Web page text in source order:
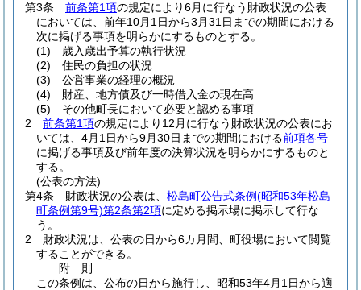
第3条
前条第1項の規定により6月に行なう財政状況の公表
においては、前年10月1日から3月31日までの期間における
次に掲げる事項を明らかにするものとする。
(1)
歳入歳出予算の執行状況
(2)
住民の負担の状況
(3)
公営事業の経理の概況
(4)
財産、地方債及び一時借入金の現在高
(5)
その他町長において必要と認める事項
2
前条第1項の規定により12月に行なう財政状況の公表にお
いては、4月1日から9月30日までの期間における前項各号
に掲げる事項及び前年度の決算状況を明らかにするものと
する。
(公表の方法)
第4条
財政状況の公表は、 松島町公告式条例(昭和53年松島
町条例第9号)第2条第2項に定める掲示場に掲示して行な
う。
2
財政状況は、公表の日から6カ月間、町役場において閲覧
することができる。
附 則
この条例は、公布の日から施行し、昭和53年4月1日から適